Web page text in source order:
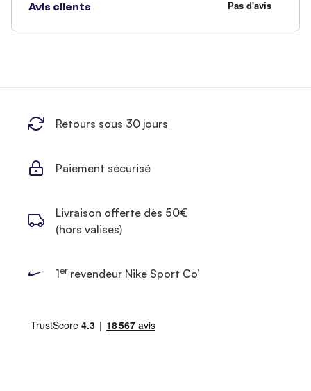
Avis clients
Retours sous 30 jours
Paiement sécurisé
Livraison offerte dès 50€
(hors valises)
1errevendeur Nike Sport Co’